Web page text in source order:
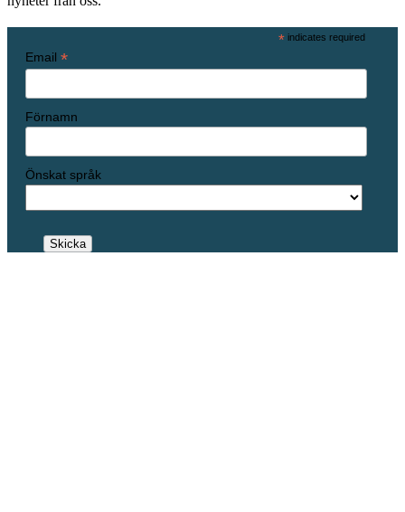
* indicates required
Email *
Förnamn
Önskat språk